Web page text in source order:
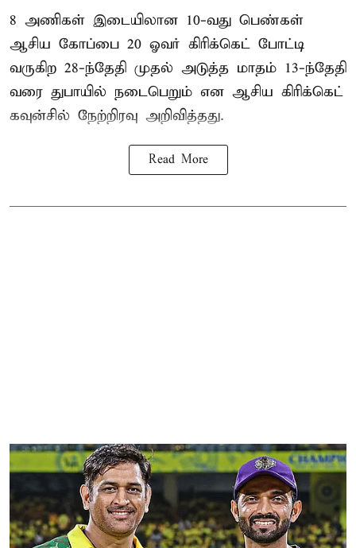
8 அணிகள் இடையிலான 10-வது பெண்கள்
ஆசிய கோப்பை 20 ஓவர் கிரிக்கெட் போட்டி
வருகிற 28-ந்தேதி முதல் அடுத்த மாதம் 13-ந்தேதி
வரை துபாயில் நடைபெறும் என ஆசிய கிரிக்கெட்
கவுன்சில் நேற்றிரவு அறிவித்தது.
Read More